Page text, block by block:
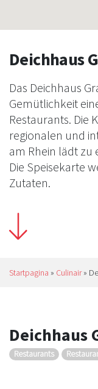
Deichhaus
Das Deichhaus
Gemütlichkeit
Restaurants. Die
regionalen und
am Rhein lädt zu
Die Speisekarte
Zutaten.
Startpagina » Culinair»
Deichhaus
Restaurants